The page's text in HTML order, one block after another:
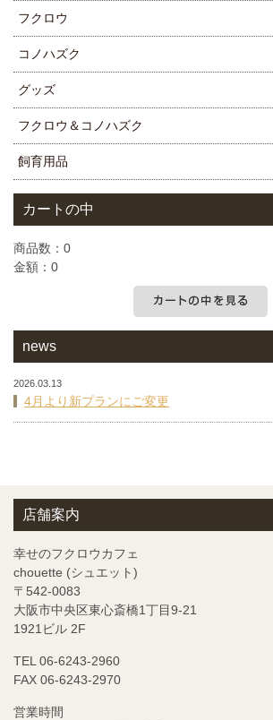
フクロウ
コノハズク
グッズ
フクロウ＆コノハズク
飼育用品
カートの中
商品数：0
金額：0
news
2026.03.13
4月より新プランにご変更
店舗案内
幸せのフクロウカフェ
chouette (シュエット)
〒542-0083
大阪市中央区東心斎橋1丁目9-21
1921ビル 2F
TEL 06-6243-2960
FAX 06-6243-2970
営業時間